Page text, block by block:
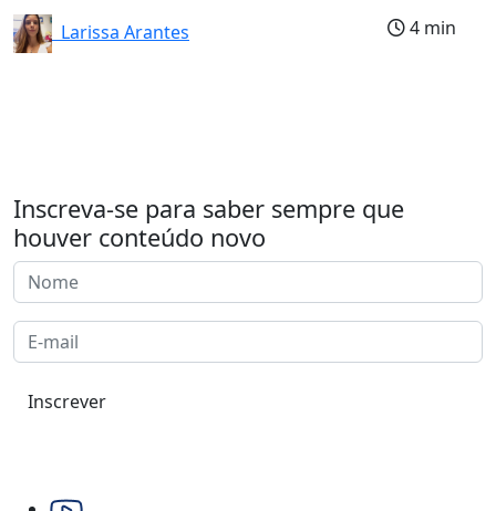
Larissa Arantes 4 min
Inscreva-se para saber sempre que
houver conteúdo novo
Inscrever